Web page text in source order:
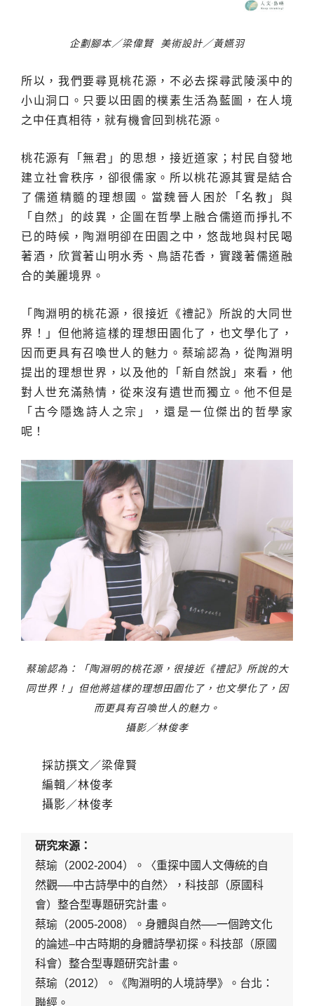
企劃腳本／梁偉賢 美術設計／黃嬿羽
所以，我們要尋覓桃花源，不必去探尋武陵溪中的
小山洞口。只要以田園的樸素生活為藍圖，在人境
之中任真相待，就有機會回到桃花源。
桃花源有「無君」的思想，接近道家；村民自發地
建立社會秩序，卻很儒家。所以桃花源其實是結合
了儒道精髓的理想國。當魏晉人困於「名教」與
「自然」的歧異，企圖在哲學上融合儒道而掙扎不
已的時候，陶淵明卻在田園之中，悠哉地與村民喝
著酒，欣賞著山明水秀、鳥語花香，實踐著儒道融
合的美麗境界。
「陶淵明的桃花源，很接近《禮記》所說的大同世
界！」但他將這樣的理想田園化了，也文學化了，
因而更具有召喚世人的魅力。蔡瑜認為，從陶淵明
提出的理想世界，以及他的「新自然說」來看，他
對人世充滿熱情，從來沒有遺世而獨立。他不但是
「古今隱逸詩人之宗」，還是一位傑出的哲學家
呢！
蔡瑜認為：「陶淵明的桃花源，很接近《禮記》所說的大
同世界！」但他將這樣的理想田園化了，也文學化了，因
而更具有召喚世人的魅力。
攝影／林俊孝
採訪撰文／梁偉賢
編輯／林俊孝
攝影／林俊孝
研究來源：
蔡瑜（2002-2004）。〈重探中國人文傳統的自
然觀──中古詩學中的自然〉，科技部（原國科
會）整合型專題研究計畫。
蔡瑜（2005-2008）。身體與自然──一個跨文化
的論述–中古時期的身體詩學初探。科技部（原國
科會）整合型專題研究計畫。
蔡瑜（2012）。《陶淵明的人境詩學》。台北：
聯經。